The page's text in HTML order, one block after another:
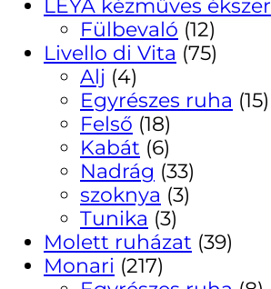
LEYA kézműves ékszer
Fülbevaló (12)
Livello di Vita (75)
Alj (4)
Egyrészes ruha (15)
Felső (18)
Kabát (6)
Nadrág (33)
szoknya (3)
Tunika (3)
Molett ruházat (39)
Monari (217)